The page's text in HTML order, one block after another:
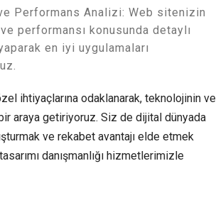
Performans Analizi: Web sitenizin
performansı konusunda detaylı
en iyi uygulamaları
ihtiyaçlarına odaklanarak, teknolojinin ve
araya getiriyoruz. Siz de dijital dünyada
ve rekabet avantajı elde etmek
danışmanlığı hizmetlerimizle